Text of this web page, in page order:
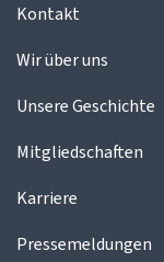
Kontakt
Wir über uns
Unsere Geschichte
Mitgliedschaften
Karriere
Pressemeldungen